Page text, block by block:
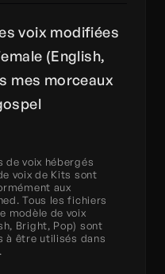
voix modifiées
(English,
mes morceaux
de voix hébergés
voix de Kits sont
aux
Tous les fichiers
modèle de voix
Bright, Pop) sont
à être utilisés dans